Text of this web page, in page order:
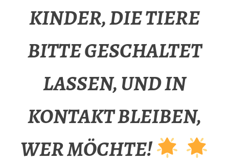
KINDER, DIE TIERE
BITTE GESCHALTET
LASSEN, UND IN
KONTAKT BLEIBEN,
WER MÖCHTE!